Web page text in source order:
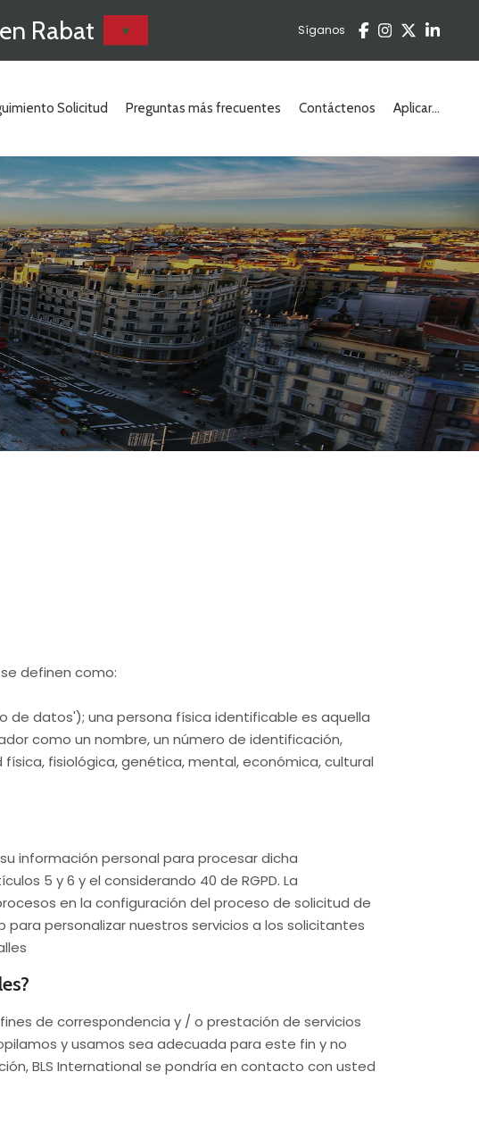
Rabat Síganos
Solicitud Preguntas más frecuentes Contáctenos Aplicar...
definen como:
de datos'); una persona física identificable es aquella
como un nombre, un número de identificación,
fisiológica, genética, mental, económica, cultural
información personal para procesar dicha
5 y 6 y el considerando 40 de RGPD. La
en la configuración del proceso de solicitud de
personalizar nuestros servicios a los solicitantes
de correspondencia y / o prestación de servicios
y usamos sea adecuada para este fin y no
BLS International se pondría en contacto con usted